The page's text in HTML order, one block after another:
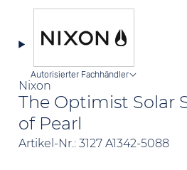
Nixon
The Optimist Solar
of Pearl
Artikel-Nr.: 3127 A1342-5088
Autorisierter Fachhändler